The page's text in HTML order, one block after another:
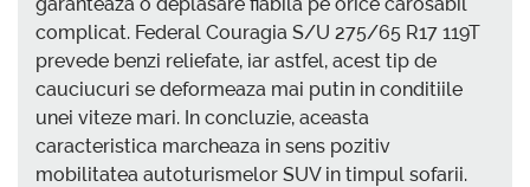
complicat. Federal Couragia S/U 275/65 R17 119T
prevede benzi reliefate, iar astfel, acest tip de
cauciucuri se deformeaza mai putin in conditiile
unei viteze mari. In concluzie, aceasta
caracteristica marcheaza in sens pozitiv
mobilitatea autoturismelor SUV in timpul sofarii.